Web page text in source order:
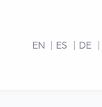
EN | ES | DE |